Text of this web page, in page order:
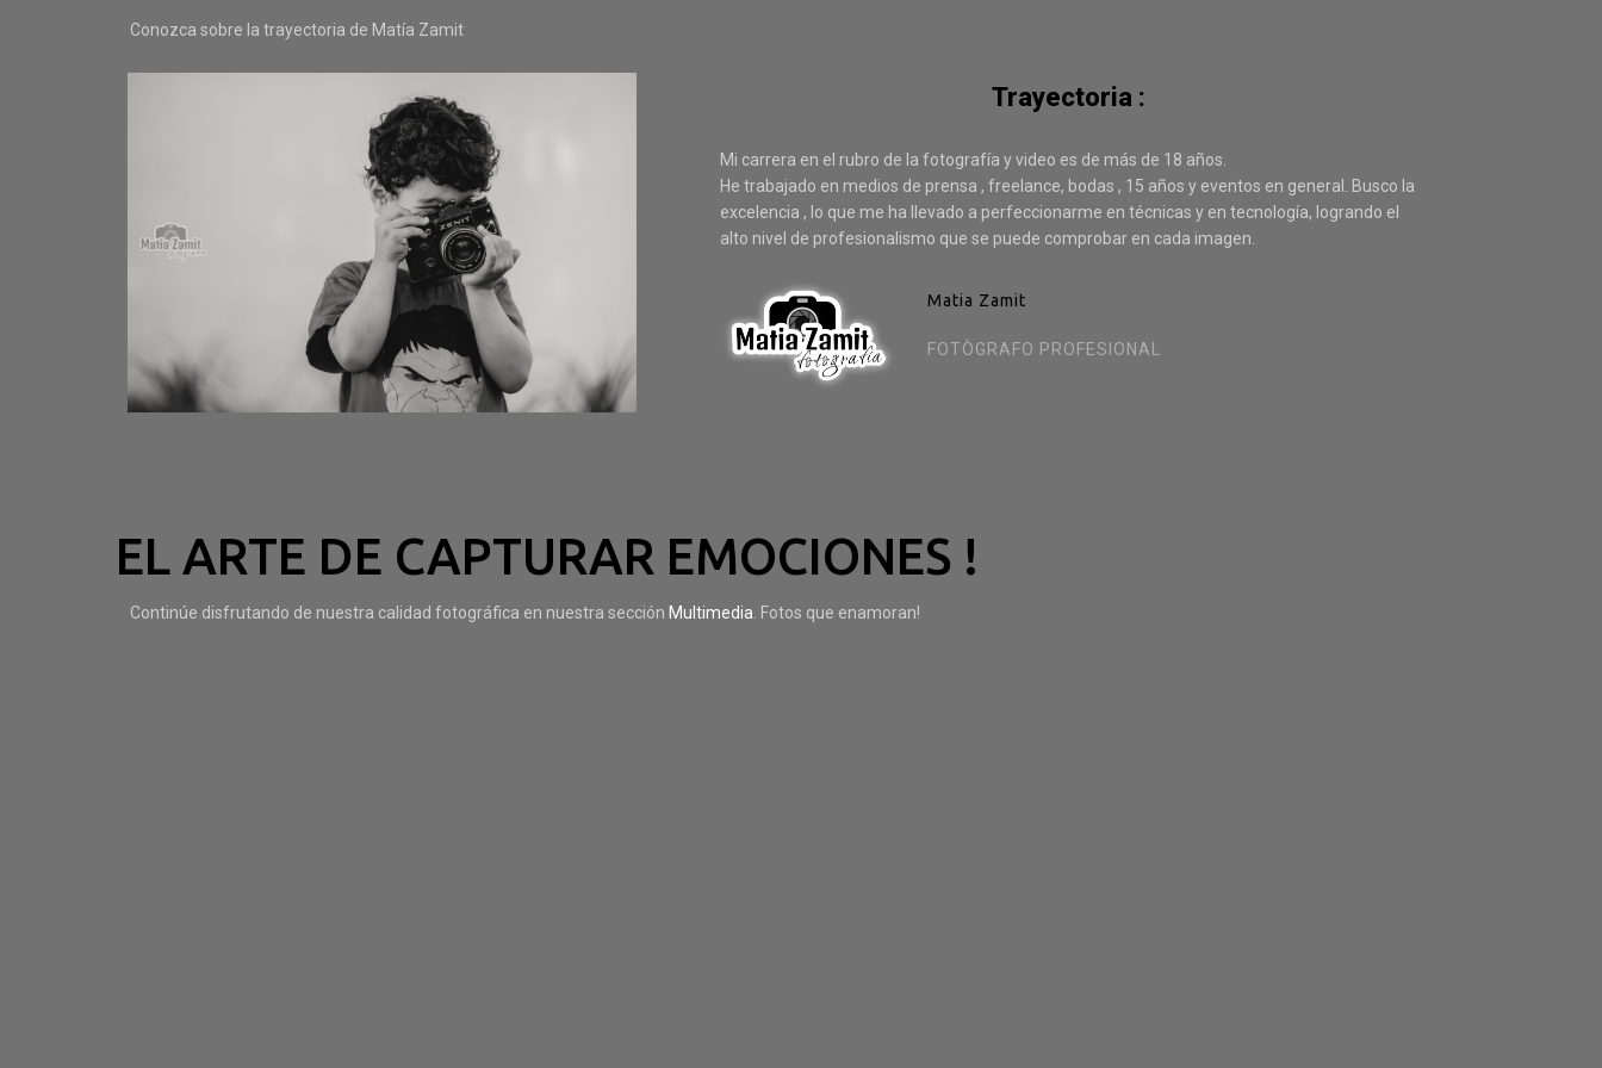
Conozca sobre la trayectoria de Matía Zamit
Trayectoria :
Mi carrera en el rubro de la fotografía y video es de más de 18 años.
He trabajado en medios de prensa , freelance, bodas , 15 años y eventos en general. Busco la
excelencia , lo que me ha llevado a perfeccionarme en técnicas y en tecnología, logrando el
alto nivel de profesionalismo que se puede comprobar en cada imagen.
Matia Zamit
FOTÒGRAFO PROFESIONAL
EL ARTE DE CAPTURAR EMOCIONES !
Continúe disfrutando de nuestra calidad fotográfica en nuestra sección Multimedia. Fotos que enamoran!